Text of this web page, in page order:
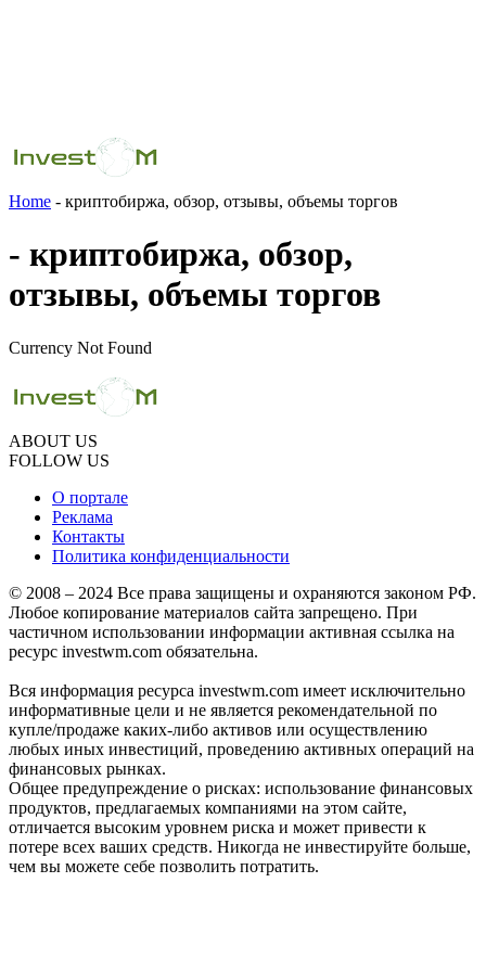
Home - криптобиржа, обзор, отзывы, объемы торгов
- криптобиржа, обзор,
отзывы, объемы торгов
Currency Not Found
ABOUT US
FOLLOW US
О портале
Реклама
Контакты
Политика конфиденциальности
© 2008 – 2024 Все права защищены и охраняются законом РФ.
Любое копирование материалов сайта запрещено. При
частичном использовании информации активная ссылка на
ресурс investwm.com обязательна.
Вся информация ресурса investwm.com имеет исключительно
информативные цели и не является рекомендательной по
купле/продаже каких-либо активов или осуществлению
любых иных инвестиций, проведению активных операций на
финансовых рынках.
Общее предупреждение о рисках: использование финансовых
продуктов, предлагаемых компаниями на этом сайте,
отличается высоким уровнем риска и может привести к
потере всех ваших средств. Никогда не инвестируйте больше,
чем вы можете себе позволить потратить.